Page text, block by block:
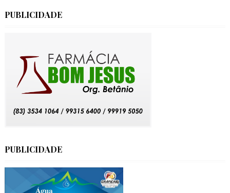
PUBLICIDADE
PUBLICIDADE